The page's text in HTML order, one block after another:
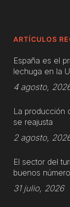
ARTÍCULOS
España es el
lechuga en la
4 agosto,
La producción
se reajusta
2 agosto,
El sector del
buenos
31 julio, 2026